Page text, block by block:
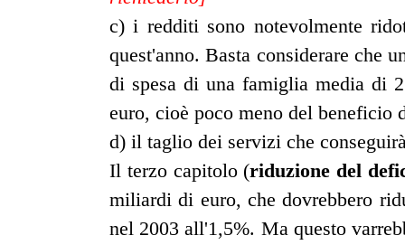
c) i redditi sono notevolmente
quest'anno. Basta considerare che
di spesa di una famiglia media di
euro, cioè poco meno del beneficio
d) il taglio dei servizi che
Il terzo capitolo (riduzione del
miliardi di euro, che dovrebbero
nel 2003 all'1,5%. Ma questo